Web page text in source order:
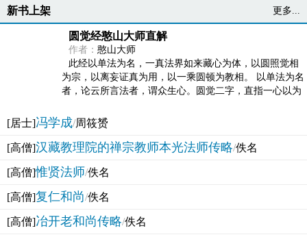
新书上架 更多...
圆觉经憨山大师直解
作者： 憨山大师
此经以单法为名，一真法界如来藏心为体，以圆照觉相
为宗，以离妄证真为用，以一乘圆顿为教相。 以单法为名
者，论云所言法者，谓众生心。圆觉二字，直指一心以为
[居士]冯学成/周筱赟
[高僧]汉藏教理院的禅宗教师本光法师传略/佚名
[高僧]惟贤法师/佚名
[高僧]复仁和尚/佚名
[高僧]冶开老和尚传略/佚名